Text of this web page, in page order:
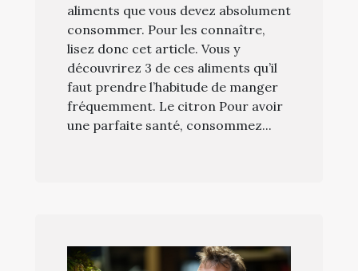
aliments que vous devez absolument
consommer. Pour les connaître,
lisez donc cet article. Vous y
découvrirez 3 de ces aliments qu’il
faut prendre l’habitude de manger
fréquemment. Le citron Pour avoir
une parfaite santé, consommez...